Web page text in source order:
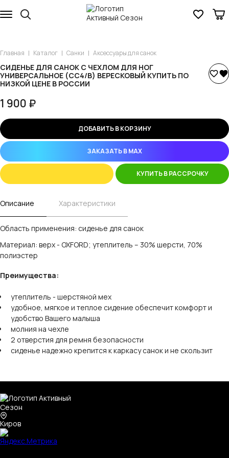
Главная Каталог Санки Аксессуары для санок
СИДЕНЬЕ ДЛЯ САНОК С ЧЕХЛОМ ДЛЯ НОГ
УНИВЕРСАЛЬНОЕ (СС4/В) ВЕРЕСКОВЫЙ КУПИТЬ ПО
НИЗКОЙ ЦЕНЕ В РОССИИ
1 900 ₽
ДОБАВИТЬ В КОРЗИНУ
ЗАКАЗАТЬ В MAX
КУПИТЬ В РАССРОЧКУ
Описание Характеристики
Область применения: сиденье для санок
Материал: верх - OXFORD; утеплитель – 30% шерсти, 70%
полиэстер
Преимущества:
утеплитель - шерстяной мех
удобное, мягкое и теплое сидение обеспечит комфорт и
удобство Вашего малыша
молния на чехле
2 отверстия для ремня безопасности
сиденье надежно крепится к каркасу санок и не скользит
Киров